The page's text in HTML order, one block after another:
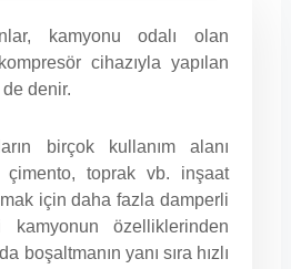
kamyonu odalı olan
cihazıyla yapılan
denir.
birçok kullanım alanı
çimento, toprak vb. inşaat
için daha fazla damperli
kamyonun özelliklerinden
boşaltmanın yanı sıra hızlı